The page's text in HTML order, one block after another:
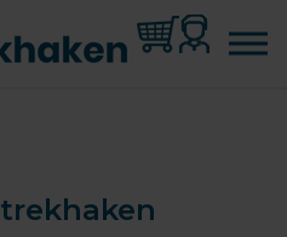
trekhaken